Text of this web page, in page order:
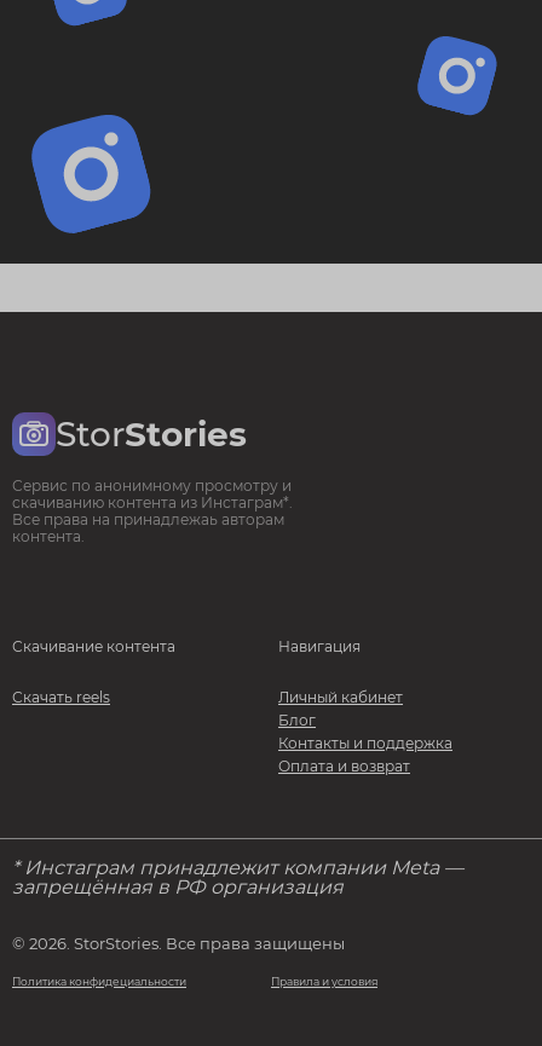
StorStories
Сервис по анонимному просмотру и
скачиванию контента из Инстаграм*.
Все права на принадлежаь авторам
контента.
Скачивание контента
Скачать reels
Навигация
Личный кабинет
Блог
Контакты и поддержка
Оплата и возврат
* Инстаграм принадлежит компании Meta —
запрещённая в РФ организация
© 2026. StorStories. Все права защищены
Политика конфидециальности Правила и условия